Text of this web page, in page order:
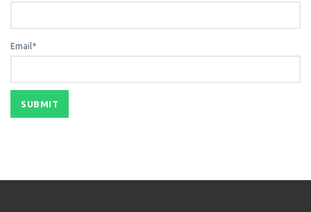
Email*